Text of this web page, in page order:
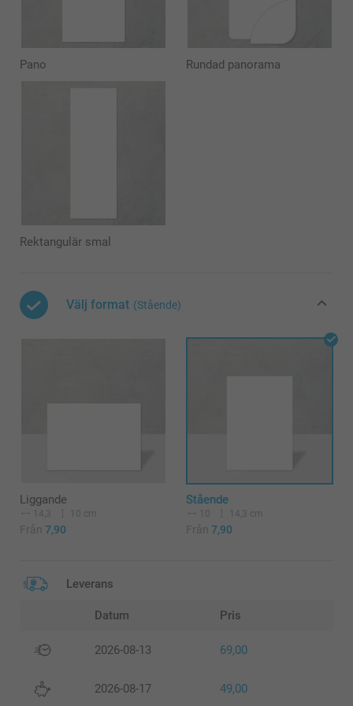
Pano Rundad panorama
Rektangulär smal
Välj format (Stående)
Liggande
14,3 10 cm
Från 7,90
Stående
10 14,3 cm
Från 7,90
Leverans
Datum Pris
2026-08-13 69,00
2026-08-17 49,00